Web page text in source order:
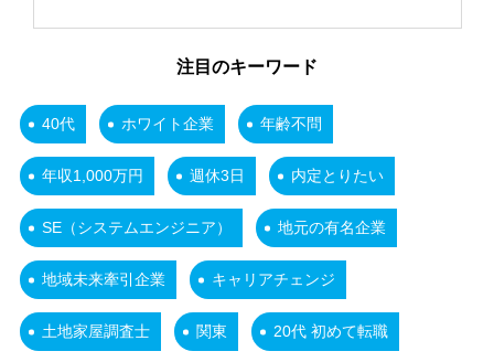
注目のキーワード
40代 ホワイト企業 年齢不問
年収1,000万円 週休3日 内定とりたい
SE（システムエンジニア） 地元の有名企業
地域未来牽引企業 キャリアチェンジ
土地家屋調査士 関東 20代 初めて転職